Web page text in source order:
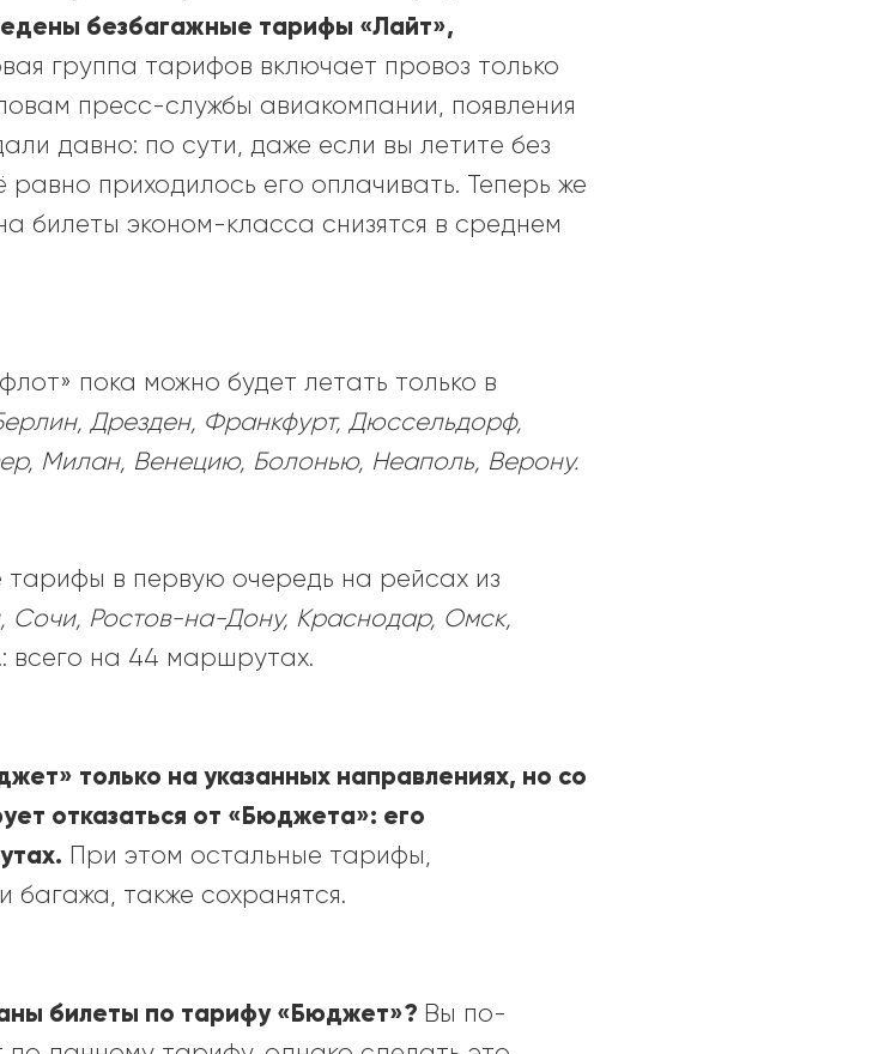
безбагажные тарифы «Лайт»,
группа тарифов включает провоз только
пресс-службы авиакомпании, появления
давно: по сути, даже если вы летите без
приходилось его оплачивать. Теперь же
билеты эконом-класса снизятся в среднем
пока можно будет летать только в
Дрезден, Франкфурт, Дюссельдорф,
Милан, Венецию, Болонью, Неаполь, Верону.
тарифы в первую очередь на рейсах из
Сочи, Ростов-на-Дону, Краснодар, Омск,
всего на 44 маршрутах.
» только на указанных направлениях, но со
отказаться от «Бюджета»: его
При этом остальные тарифы,
также сохранятся.
билеты по тарифу«Бюджет»? Вы по-